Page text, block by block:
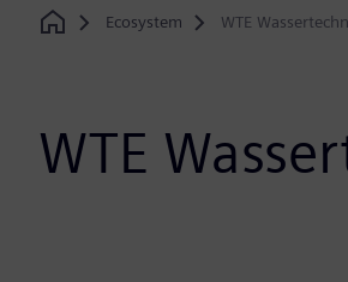
Home
Ecosystem WTE
WTE